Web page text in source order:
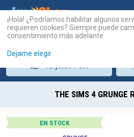
THE SIMS 4 GRUNGE
EN STOCK
¡Hola! ¿Podríamos habilitar algunos
requieren cookies? Siempre puede
consentimiento más adelante.
Dejame elegir